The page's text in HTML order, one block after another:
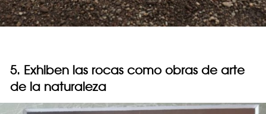
5. Exhiben las rocas como obras de arte
de la naturaleza